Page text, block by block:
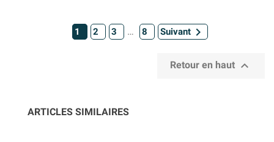
1 2 3 … 8 Suivant 
Retour en haut 
ARTICLES SIMILAIRES